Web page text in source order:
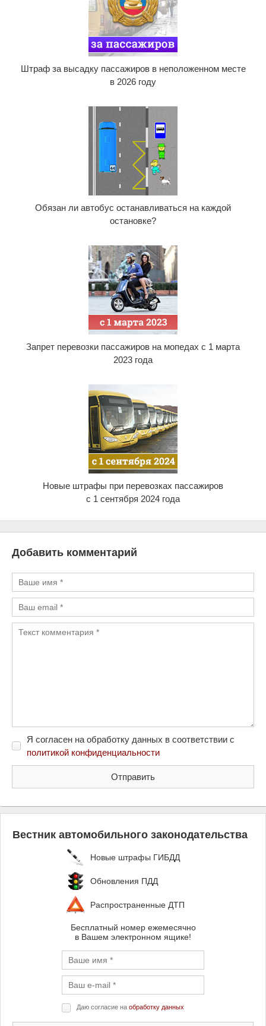
Штраф за высадку пассажиров в неположенном месте
в 2026 году
Обязан ли автобус останавливаться на каждой
остановке?
Запрет перевозки пассажиров на мопедах с 1 марта
2023 года
Новые штрафы при перевозках пассажиров
с 1 сентября 2024 года
Добавить комментарий
Я согласен на обработку данных в соответствии с
политикой конфиденциальности
Вестник автомобильного законодательства
Новые штрафы ГИБДД
Обновления ПДД
Распространенные ДТП
Бесплатный номер ежемесячно
в Вашем электронном ящике!
Даю согласие на обработку данных